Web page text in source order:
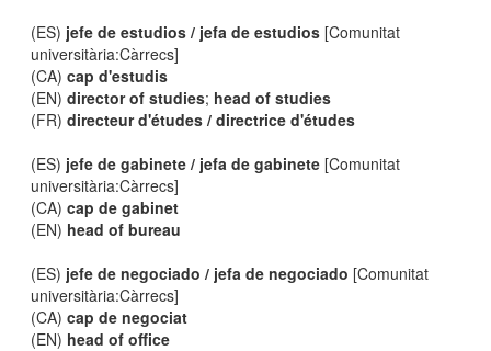
(ES) jefe de estudios / jefa de estudios [Comunitat
universitària:Càrrecs]
(CA)cap d'estudis
(EN)director of studies; head of studies
(FR)directeur d'études / directrice d'études
(ES) jefe de gabinete / jefa de gabinete [Comunitat
universitària:Càrrecs]
(CA)cap de gabinet
(EN) head of bureau
(ES) jefe de negociado / jefa de negociado [Comunitat
universitària:Càrrecs]
(CA)cap de negociat
(EN) head of office